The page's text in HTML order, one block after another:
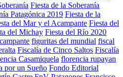
Fiesta de la Soberanía
Patagónica 2019 Fiesta de la
del Mar y el Acampante Fiesta del
del Michay Fiesta del Río 2020
figuritas del mundial fiscal
Fiscalía de Cinco Saltos Fiscalía
Casamiquela florencia rupayan
por un Sueño Fondo Editorial